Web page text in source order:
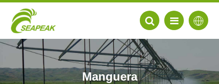
Manguera